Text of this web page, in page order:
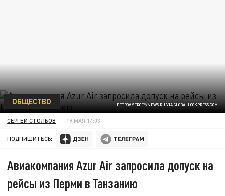
PETROV SERGEY/NEWS.RU VIA GLOBALLOOKPRESS.COM
ОБЩЕСТВО
СЕРГЕЙ СТОЛБОВ 19 МАЯ 14:03
ПОДПИШИТЕСЬ:
Авиакомпания Azur Air запросила допуск на
рейсы из Перми в Танзанию